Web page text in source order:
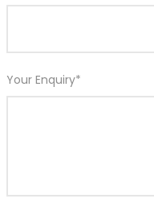
Your Enquiry*